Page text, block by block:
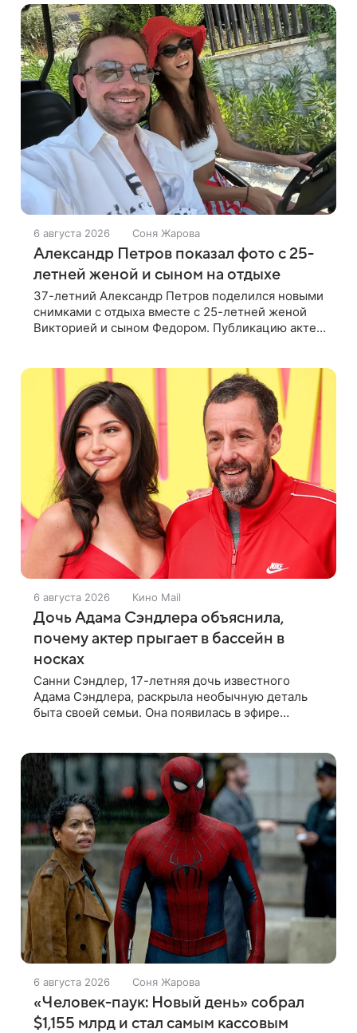
6 августа 2026 Соня Жарова
Александр Петров показал фото с 25-
летней женой и сыном на отдыхе
37-летний Александр Петров поделился новыми
снимками с отдыха вместе с 25-летней женой
Викторией и сыном Федором. Публикацию актер
6 августа 2026 Кино Mail
Дочь Адама Сэндлера объяснила,
почему актер прыгает в бассейн в
носках
Санни Сэндлер, 17-летняя дочь известного
Адама Сэндлера, раскрыла необычную деталь
быта своей семьи. Она появилась в эфире
6 августа 2026 Соня Жарова
«Человек-паук: Новый день» собрал
$1,155 млрд и стал самым кассовым